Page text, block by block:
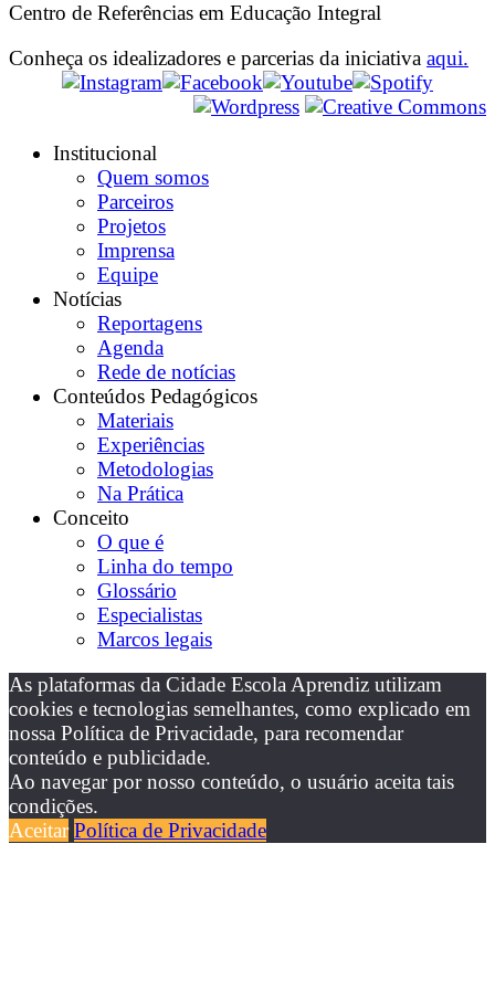
Centro de Referências em Educação Integral
Conheça os idealizadores e parcerias da iniciativa aqui.
Institucional
Quem somos
Parceiros
Projetos
Imprensa
Equipe
Notícias
Reportagens
Agenda
Rede de notícias
Conteúdos Pedagógicos
Materiais
Experiências
Metodologias
Na Prática
Conceito
O que é
Linha do tempo
Glossário
Especialistas
Marcos legais
As plataformas da Cidade Escola Aprendiz utilizam
cookies e tecnologias semelhantes, como explicado em
nossa Política de Privacidade, para recomendar
conteúdo e publicidade.
Ao navegar por nosso conteúdo, o usuário aceita tais
condições.
Aceitar Política de Privacidade